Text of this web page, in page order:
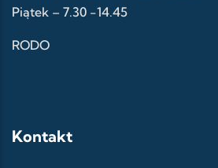
Piątek – 7.30 -14.45
RODO
Kontakt